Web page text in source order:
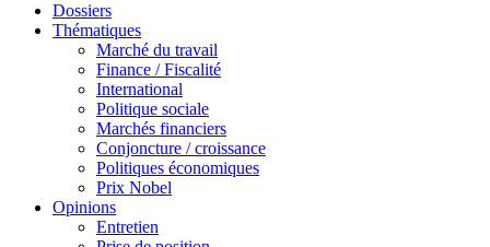
Dossiers
Thématiques
Marché du travail
Finance / Fiscalité
International
Politique sociale
Marchés financiers
Conjoncture / croissance
Politiques économiques
Prix Nobel
Opinions
Entretien